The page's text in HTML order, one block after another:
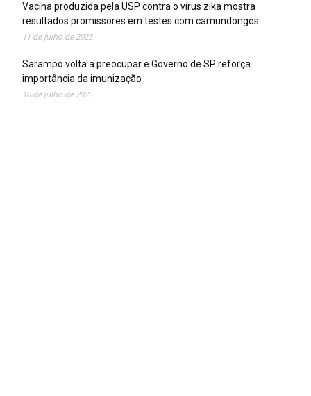
Vacina produzida pela USP contra o vírus zika mostra
resultados promissores em testes com camundongos
11 de julho de 2025
Sarampo volta a preocupar e Governo de SP reforça
importância da imunização
10 de julho de 2025